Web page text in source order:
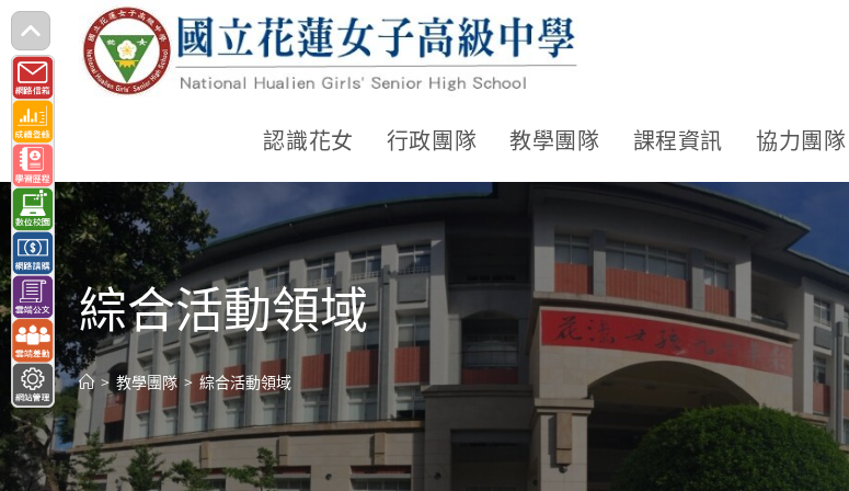
跳
轉
至
主
要
內
容
認識花女 行政團隊 教學團隊 課程資訊 協力團隊
綜合活動領域
> 教學團隊 > 綜合活動領域